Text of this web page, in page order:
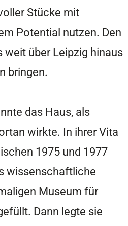
Stücke mit
Potential nutzen. Den
weit über Leipzig hinaus
bringen.
das Haus, als
wirkte. In ihrer Vita
1975 und 1977
wissenschaftliche
Museum für
Dann legte sie